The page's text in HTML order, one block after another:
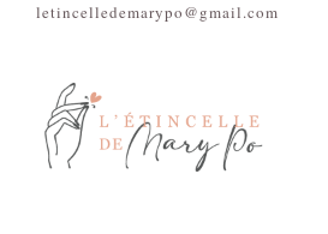
letincelledemarypo@gmail.com